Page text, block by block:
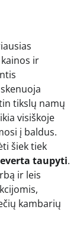
ir
tikslų namų
visiškoje
į baldus.
šiek tiek
taupyti.
ir leis
kambarių